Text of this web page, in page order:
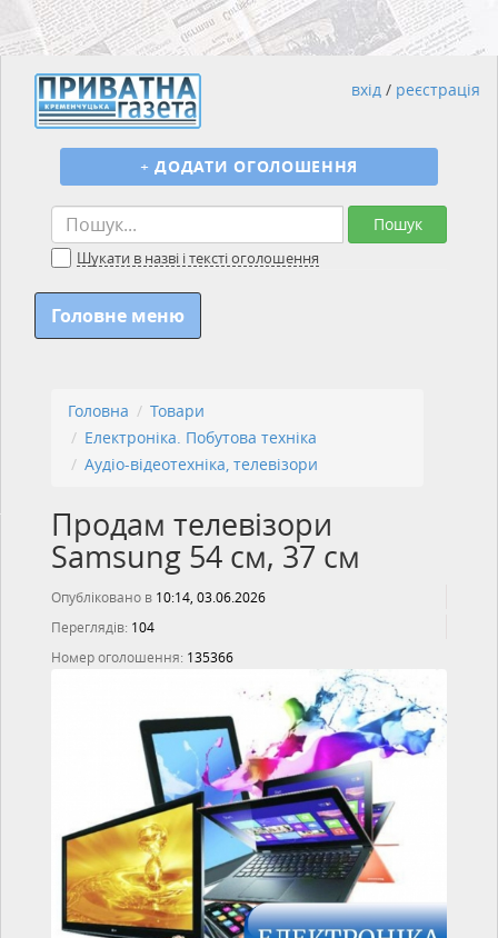
Пошук
Шукати в назві і тексті оголошення
+ ДОДАТИ ОГОЛОШЕННЯ
вхід / реєстрація
Головне меню
Головна
Товари
Електроніка. Побутова техніка
Аудіо-відеотехніка, телевізори
Продам телевізори
Samsung 54 см, 37 см
Опубліковано в 10:14, 03.06.2026
Переглядів: 104
Номер оголошення: 135366